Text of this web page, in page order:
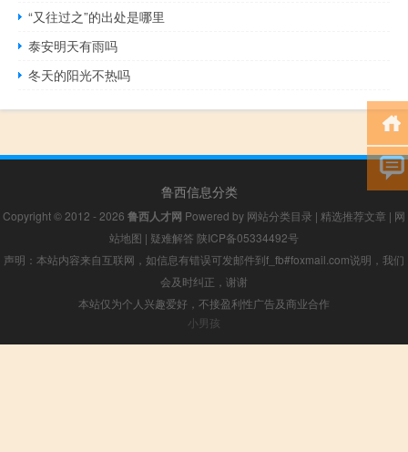
“又往过之”的出处是哪里
泰安明天有雨吗
冬天的阳光不热吗
鲁西信息分类
Copyright © 2012 - 2026 鲁西人才网 Powered by 网站分类目录 | 精选推荐文章 | 网
站地图 | 疑难解答 陕ICP备05334492号
声明：本站内容来自互联网，如信息有错误可发邮件到f_fb#foxmail.com说明，我们
会及时纠正，谢谢
本站仅为个人兴趣爱好，不接盈利性广告及商业合作
小男孩